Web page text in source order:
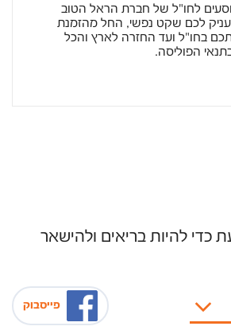
לחו"ל של חברת הראל הטוב
לכם שקט נפשי, החל מהזמנת
בחו"ל ועד החזרה לארץ והכל
הפוליסה.
כדי להיות בריאים ולהישאר
פייסבוק